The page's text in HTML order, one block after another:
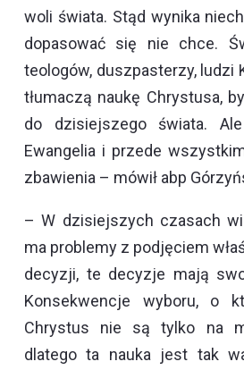
woli świata. Stąd wynika
dopasować się nie chce.
teologów, duszpasterzy, ludzi
tłumaczą naukę Chrystusa,
do dzisiejszego świata.
Ewangelia i przede
zbawienia – mówił abp
– W dzisiejszych czasach
ma problemy z podjęciem
decyzji, te decyzje mają
Konsekwencje wyboru, o
Chrystus nie są tylko na
dlatego ta nauka jest tak